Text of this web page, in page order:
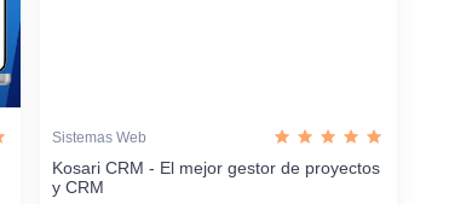
Sistemas Web
Kosari CRM - El mejor gestor de proyectos
y CRM